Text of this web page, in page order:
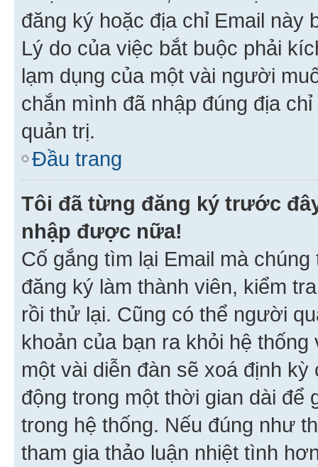
đăng ký hoặc địa chỉ Email này
Lý do của việc bắt buộc phải
lạm dụng của một vài người
chắn mình đã nhập đúng địa
quản trị.
Đầu trang
Tôi đã từng đăng ký trước
nhập được nữa!
Cố gắng tìm lại Email mà
đăng ký làm thành viên, kiểm
rồi thử lại. Cũng có thể người
khoản của bạn ra khỏi hệ
một vài diễn đàn sẽ xoá định
động trong một thời gian dài
trong hệ thống. Nếu đúng như
tham gia thảo luận nhiệt tình